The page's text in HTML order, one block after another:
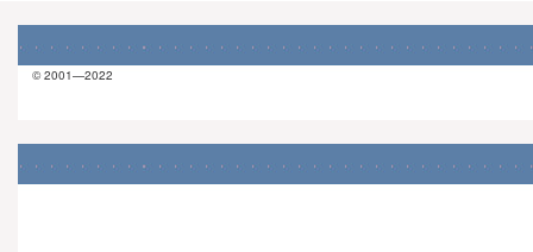
© 2001—2022